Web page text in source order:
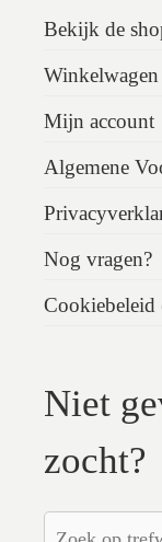
Bekijk de
Winkelwagen
Mijn account
Algemene
Nog vragen?
Cookiebeleid
Niet
zocht?